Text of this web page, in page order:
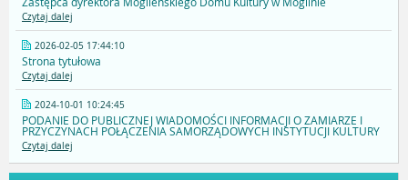
Czytaj dalej
2026-02-05 17:44:10
Strona tytułowa
Czytaj dalej
2024-10-01 10:24:45
PODANIE DO PUBLICZNEJ WIADOMOŚCI INFORMACJI O ZAMIARZE I
PRZYCZYNACH POŁĄCZENIA SAMORZĄDOWYCH INSTYTUCJI KULTURY
Czytaj dalej